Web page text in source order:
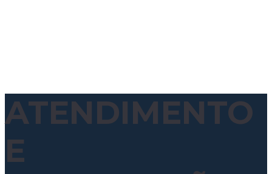
ATENDIMENTO
E